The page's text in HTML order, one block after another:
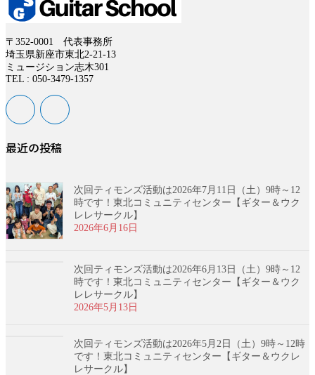
〒352-0001 代表事務所
埼玉県新座市東北2-21-13
ミュージション志木301
TEL : 050-3479-1357
最近の投稿
次回ティモンズ活動は2026年7月11日（土）9時～12
時です！東北コミュニティセンター【ギター＆ウク
レレサークル】
2026年6月16日
次回ティモンズ活動は2026年6月13日（土）9時～12
時です！東北コミュニティセンター【ギター＆ウク
レレサークル】
2026年5月13日
次回ティモンズ活動は2026年5月2日（土）9時～12時
です！東北コミュニティセンター【ギター＆ウクレ
レサークル】